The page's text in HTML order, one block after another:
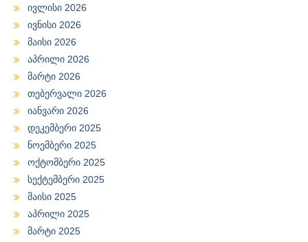
ივლისი 2026
ივნისი 2026
მაისი 2026
აპრილი 2026
მარტი 2026
თებერვალი 2026
იანვარი 2026
დეკემბერი 2025
ნოემბერი 2025
ოქტომბერი 2025
სექტემბერი 2025
მაისი 2025
აპრილი 2025
მარტი 2025